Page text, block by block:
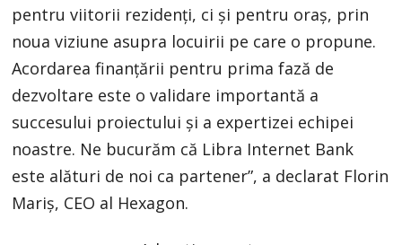
pentru viitorii rezidenți, ci și pentru oraș, prin
noua viziune asupra locuirii pe care o propune.
Acordarea finanțării pentru prima fază de
dezvoltare este o validare importantă a
succesului proiectului și a expertizei echipei
noastre. Ne bucurăm că Libra Internet Bank
este alături de noi ca partener”, a declarat Florin
Mariș, CEO al Hexagon.